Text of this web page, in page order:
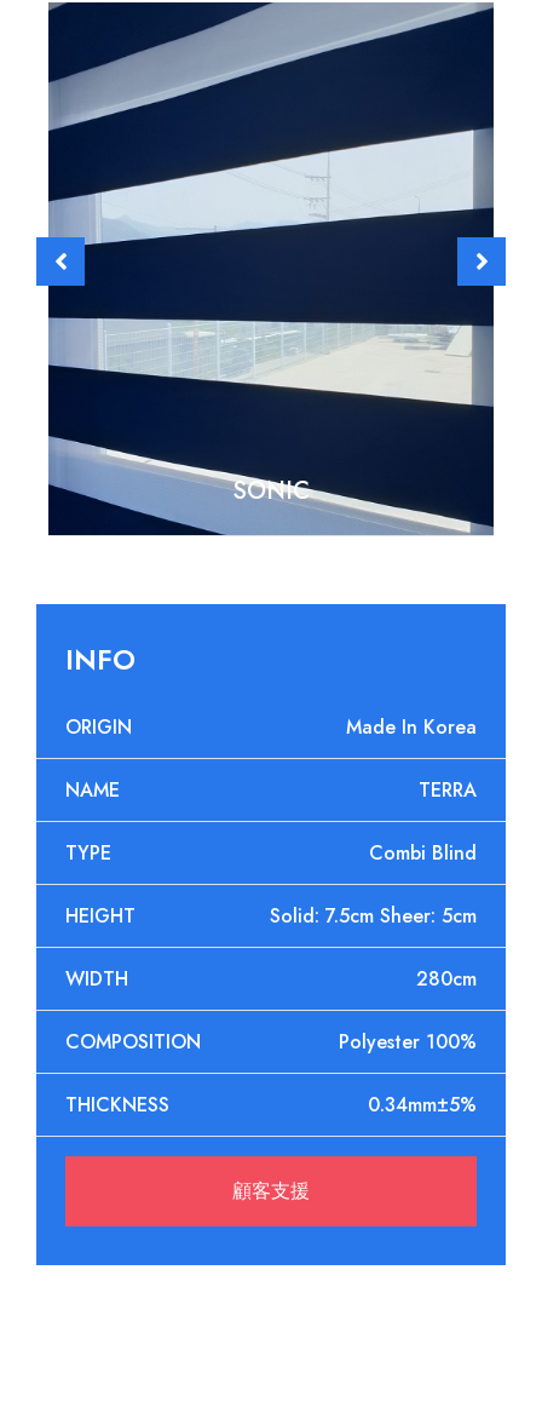
TERRA
INFO
ORIGIN Made In Korea
NAME TERRA
TYPE Combi Blind
HEIGHT Solid: 7.5cm Sheer: 5cm
WIDTH 280cm
COMPOSITION Polyester 100%
THICKNESS 0.34mm±5%
顧客支援